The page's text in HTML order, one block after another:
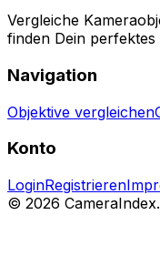
Vergleiche
finden Dein perfektes
Navigation
Objektive vergleichen
Konto
LoginRegistrieren
© 2026